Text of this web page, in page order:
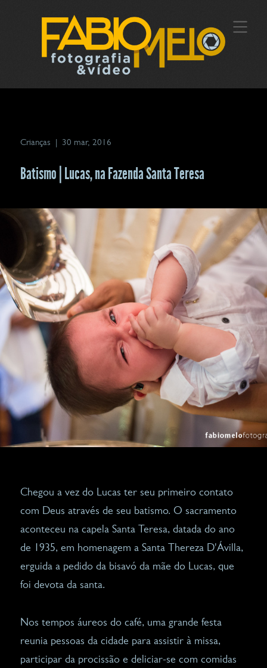
Crianças | 30 mar, 2016
Batismo | Lucas, na Fazenda Santa Teresa
Chegou a vez do Lucas ter seu primeiro contato
com Deus através de seu batismo. O sacramento
aconteceu na capela Santa Teresa, datada do ano
de 1935, em homenagem a Santa Thereza D'Ávilla,
erguida a pedido da bisavó da mãe do Lucas, que
foi devota da santa.
Nos tempos áureos do café, uma grande festa
reunia pessoas da cidade para assistir à missa,
participar da procissão e deliciar-se com comidas